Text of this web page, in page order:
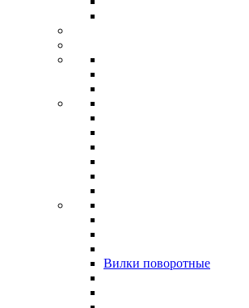
Вилки поворотные